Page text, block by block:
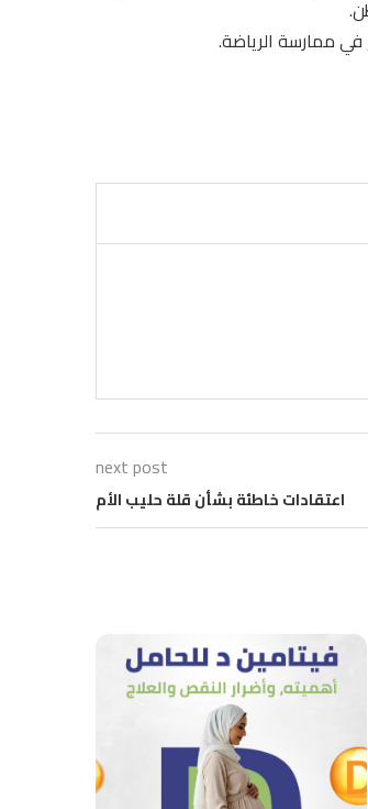
في ممارسة الرياضة.
next post
اعتقادات خاطئة بشأن قلة حليب الأم